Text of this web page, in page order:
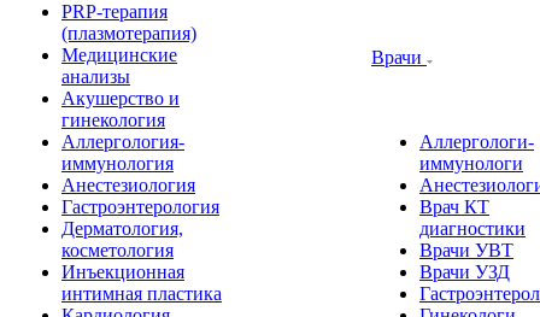
PRP-терапия
(плазмотерапия)
Медицинские
анализы
Акушерство и
гинекология
Аллергология-
иммунология
Анестезиология
Гастроэнтерология
Дерматология,
косметология
Инъекционная
интимная пластика
Врачи
Аллергологи-
иммунологи
Врач КТ
диагностики
Врачи УВТ
Врачи УЗД